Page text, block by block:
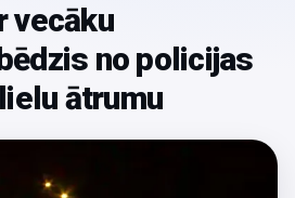
vecāku
no policijas
ātrumu